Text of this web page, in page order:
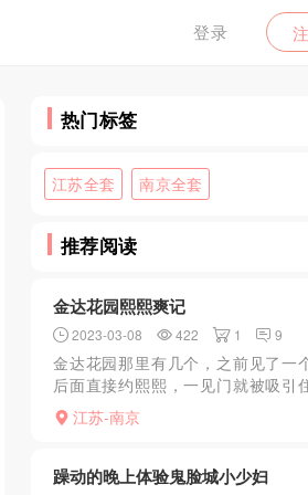
登录
热门标签
江苏全套 南京全套
推荐阅读
金达花园熙熙爽记
2023-03-08 422 1 9
金达花园那里有几个，之前见了一
后面直接约熙熙，一见门就被吸引
很好，也很漂亮。技术挺不错的，
女的都不够硬，和她做真的全程充
江苏-南京
躁动的晚上体验鬼脸城小少妇